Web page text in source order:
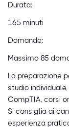
Durata:
165 minuti
Domande:
Massimo 85
La preparazione
studio
CompTIA, corsi
Si consiglia ai
esperienza